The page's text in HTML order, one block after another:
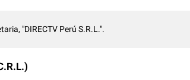
"DIRECTV Perú S.R.L.".